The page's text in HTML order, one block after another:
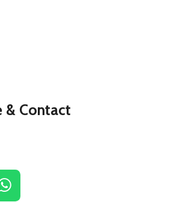
& Contact
W